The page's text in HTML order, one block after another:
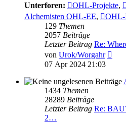
Unterforen:
OHL-Projekte,
Alchemisten OHL-EE,
OHL-
129 Themen
2057 Beiträge
Letzter Beitrag Re:
von Urok/Worgahr
07 Apr 2024 21:03
1434 Themen
28289 Beiträge
Letzter Beitrag Re:
2…